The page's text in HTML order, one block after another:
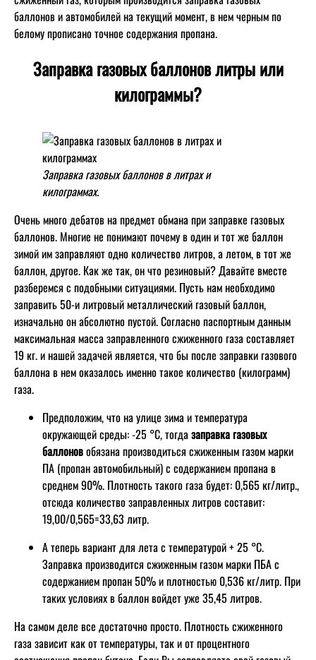
баллонов и автомобилей на текущий момент, в нем черным по
белому прописано точное содержания пропана.
Заправка газовых баллонов литры или
килограммы?
Заправка газовых баллонов в литрах и
килограммах.
Очень много дебатов на предмет обмана при заправке газовых
баллонов. Многие не понимают почему в один и тот же баллон
зимой им заправляют одно количество литров, а летом, в тот же
баллон, другое. Как же так, он что резиновый? Давайте вместе
разберемся с подобными ситуациями. Пусть нам необходимо
заправить 50-и литровый металлический газовый баллон,
изначально он абсолютно пустой. Согласно паспортным данным
максимальная масса заправленного сжиженного газа составляет
19 кг. и нашей задачей является, что бы после заправки газового
баллона в нем оказалось именно такое количество (килограмм)
газа.
Предположим, что на улице зима и температура
окружающей среды: -25 °C, тогда заправка газовых
баллоновобязана производиться сжиженным газом марки
ПА (пропан автомобильный) с содержанием пропана в
среднем 90%. Плотность такого газа будет: 0,565 кг/литр.,
отсюда количество заправленных литров составит:
19,00/0,565=33,63 литр.
А теперь вариант для лета с температурой + 25 °C.
Заправка производится сжиженным газом марки ПБА с
содержанием пропан 50% и плотностью 0,536 кг/литр. При
таких условиях в баллон войдет уже 35,45 литров.
На самом деле все достаточно просто. Плотность сжиженного
газа зависит как от температуры, так и от процентного